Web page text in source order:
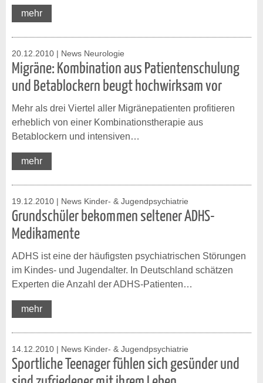
mehr
20.12.2010 | News Neurologie
Migräne: Kombination aus Patientenschulung
und Betablockern beugt hochwirksam vor
Mehr als drei Viertel aller Migränepatienten profitieren
erheblich von einer Kombinationstherapie aus
Betablockern und intensiven…
mehr
19.12.2010 | News Kinder- & Jugendpsychiatrie
Grundschüler bekommen seltener ADHS-
Medikamente
ADHS ist eine der häufigsten psychiatrischen Störungen
im Kindes- und Jugendalter. In Deutschland schätzen
Experten die Anzahl der ADHS-Patienten…
mehr
14.12.2010 | News Kinder- & Jugendpsychiatrie
Sportliche Teenager fühlen sich gesünder und